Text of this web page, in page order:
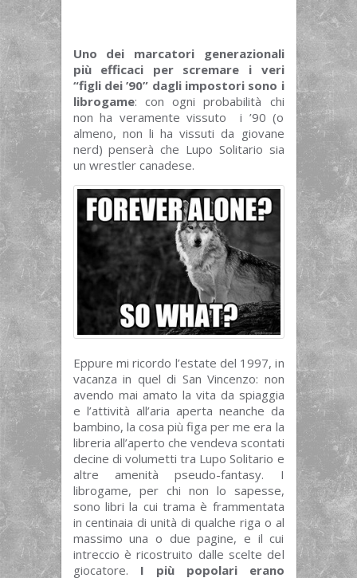
Uno dei marcatori generazionali
più efficaci per scremare i veri
“figli dei ’90” dagli impostori sono i
librogame: con ogni probabilità chi
non ha veramente vissuto i ’90 (o
almeno, non li ha vissuti da giovane
nerd) penserà che Lupo Solitario sia
un wrestler canadese.
Eppure mi ricordo l’estate del 1997, in
vacanza in quel di San Vincenzo: non
avendo mai amato la vita da spiaggia
e l’attività all’aria aperta neanche da
bambino, la cosa più figa per me era la
libreria all’aperto che vendeva scontati
decine di volumetti tra Lupo Solitario e
altre amenità pseudo-fantasy. I
librogame, per chi non lo sapesse,
sono libri la cui trama è frammentata
in centinaia di unità di qualche riga o al
massimo una o due pagine, e il cui
intreccio è ricostruito dalle scelte del
giocatore. I più popolari erano